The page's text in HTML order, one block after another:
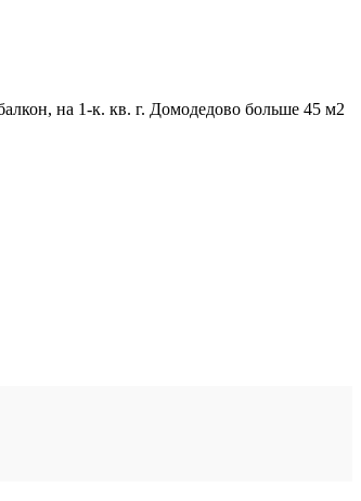
на 1-к. кв. г. Домодедово больше 45 м2